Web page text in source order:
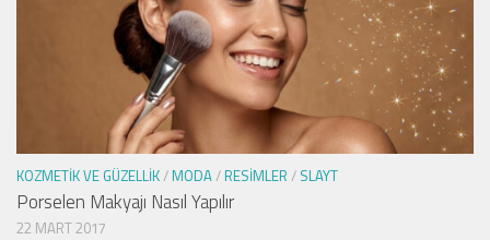
KOZMETIK VE GÜZELLIK/ MODA/ RESIMLER / SLAYT
Porselen Makyajı Nasıl Yapılır
22 MART 2017